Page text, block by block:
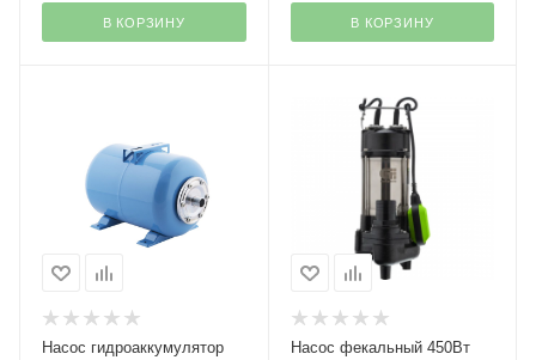
В КОРЗИНУ В КОРЗИНУ
Насос гидроаккумулятор
Насос фекальный 450Вт